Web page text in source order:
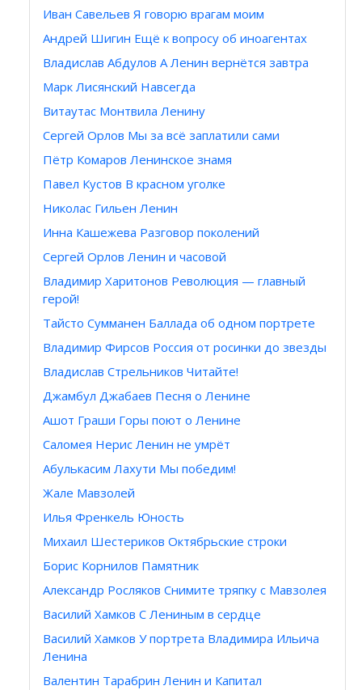
Иван Савельев Я говорю врагам моим
Андрей Шигин Ещё к вопросу об иноагентах
Владислав Абдулов А Ленин вернётся завтра
Марк Лисянский Навсегда
Витаутас Монтвила Ленину
Сергей Орлов Мы за всё заплатили сами
Пётр Комаров Ленинское знамя
Павел Кустов В красном уголке
Николас Гильен Ленин
Инна Кашежева Разговор поколений
Сергей Орлов Ленин и часовой
Владимир Харитонов Революция — главный
герой!
Тайсто Сумманен Баллада об одном портрете
Владимир Фирсов Россия от росинки до звезды
Владислав Стрельников Читайте!
Джамбул Джабаев Песня о Ленине
Ашот Граши Горы поют о Ленине
Саломея Нерис Ленин не умрёт
Абулькасим Лахути Мы победим!
Жале Мавзолей
Илья Френкель Юность
Михаил Шестериков Октябрьские строки
Борис Корнилов Памятник
Александр Росляков Снимите тряпку с Мавзолея
Василий Хамков С Лениным в сердце
Василий Хамков У портрета Владимира Ильича
Ленина
Валентин Тарабрин Ленин и Капитал